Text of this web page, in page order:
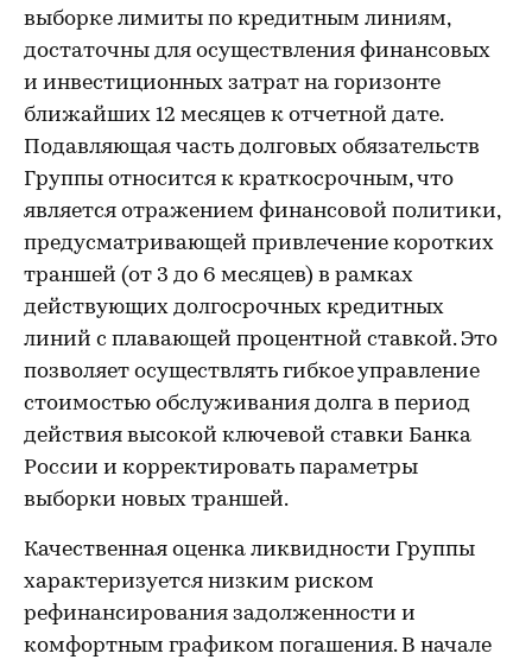
выборке лимиты по кредитным линиям,
достаточны для осуществления финансовых
и инвестиционных затрат на горизонте
ближайших 12 месяцев к отчетной дате.
Подавляющая часть долговых обязательств
Группы относится к краткосрочным, что
является отражением финансовой политики,
предусматривающей привлечение коротких
траншей (от 3 до 6 месяцев) в рамках
действующих долгосрочных кредитных
линий с плавающей процентной ставкой. Это
позволяет осуществлять гибкое управление
стоимостью обслуживания долга в период
действия высокой ключевой ставки Банка
России и корректировать параметры
выборки новых траншей.
Качественная оценка ликвидности Группы
характеризуется низким риском
рефинансирования задолженности и
комфортным графиком погашения. В начале